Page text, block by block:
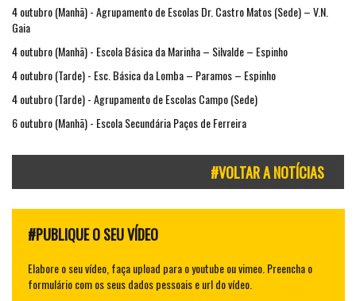
4 outubro (Manhã) - Agrupamento de Escolas Dr. Castro Matos (Sede) – V.N.
Gaia
4 outubro (Manhã) - Escola Básica da Marinha – Silvalde – Espinho
4 outubro (Tarde) - Esc. Básica da Lomba – Paramos – Espinho
4 outubro (Tarde) - Agrupamento de Escolas Campo (Sede)
6 outubro (Manhã) - Escola Secundária Paços de Ferreira
#VOLTAR A NOTÍCIAS
#PUBLIQUE O SEU VÍDEO
Elabore o seu vídeo, faça upload para o youtube ou vimeo. Preencha o
formulário com os seus dados pessoais e url do vídeo.